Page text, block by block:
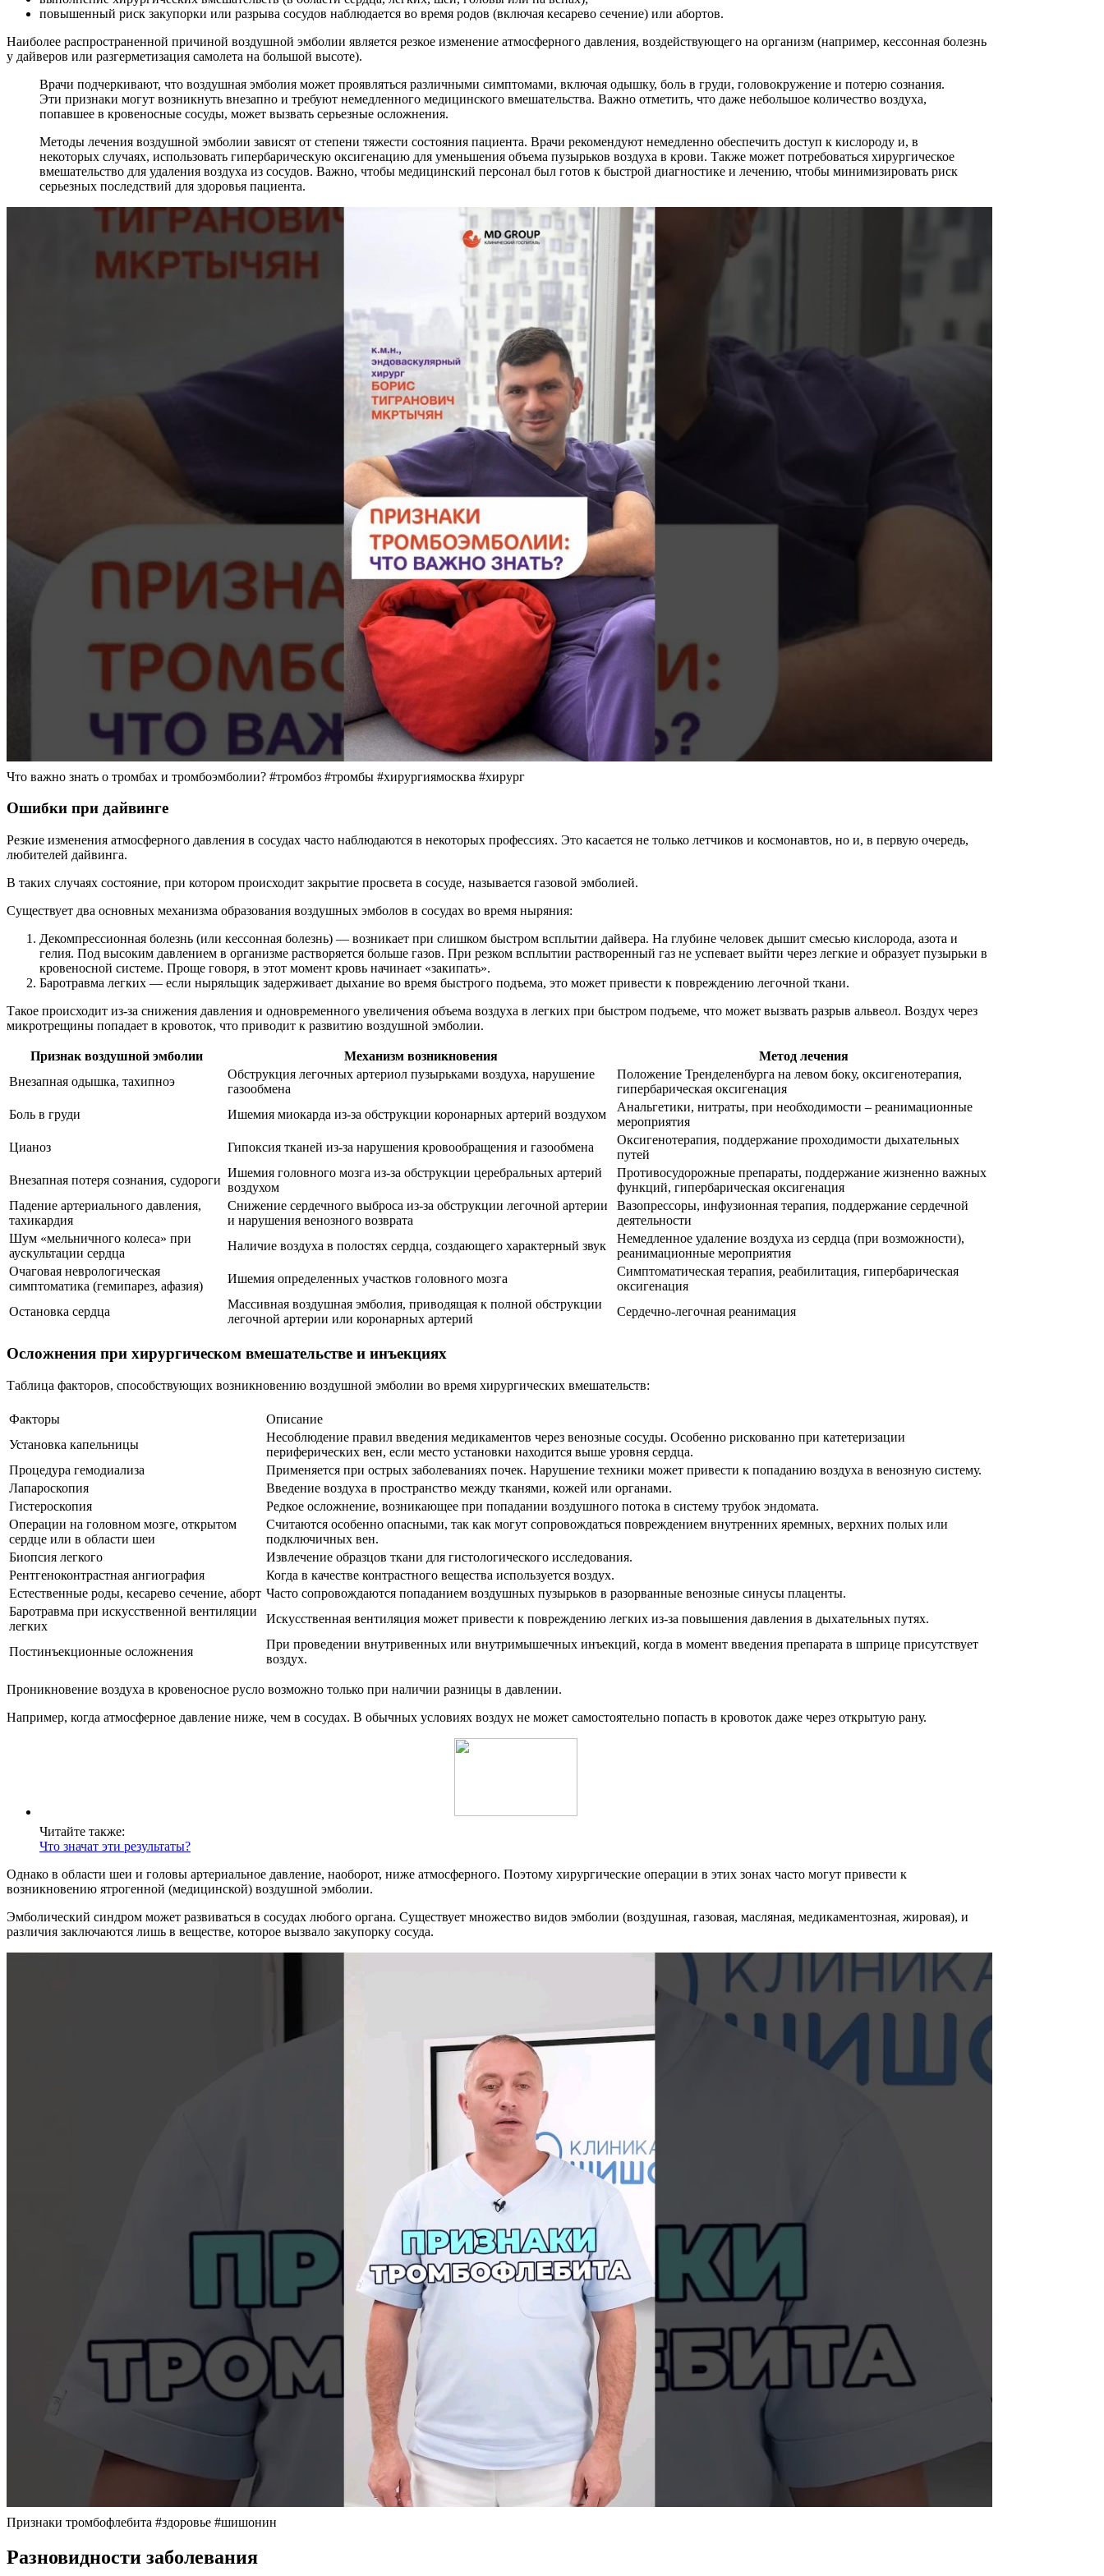
повышенный риск закупорки или разрыва сосудов наблюдается во время родов (включая кесарево сечение) или абортов.
Наиболее распространенной причиной воздушной эмболии является резкое изменение атмосферного давления, воздействующего на организм (например, кессонная болезнь
у дайверов или разгерметизация самолета на большой высоте).
Врачи подчеркивают, что воздушная эмболия может проявляться различными симптомами, включая одышку, боль в груди, головокружение и потерю сознания.
Эти признаки могут возникнуть внезапно и требуют немедленного медицинского вмешательства. Важно отметить, что даже небольшое количество воздуха,
попавшее в кровеносные сосуды, может вызвать серьезные осложнения.
Методы лечения воздушной эмболии зависят от степени тяжести состояния пациента. Врачи рекомендуют немедленно обеспечить доступ к кислороду и, в
некоторых случаях, использовать гипербарическую оксигенацию для уменьшения объема пузырьков воздуха в крови. Также может потребоваться хирургическое
вмешательство для удаления воздуха из сосудов. Важно, чтобы медицинский персонал был готов к быстрой диагностике и лечению, чтобы минимизировать риск
серьезных последствий для здоровья пациента.
Что важно знать о тромбах и тромбоэмболии? #тромбоз #тромбы #хирургиямосква #хирург
Ошибки при дайвинге
Резкие изменения атмосферного давления в сосудах часто наблюдаются в некоторых профессиях. Это касается не только летчиков и космонавтов, но и, в первую очередь,
любителей дайвинга.
В таких случаях состояние, при котором происходит закрытие просвета в сосуде, называется газовой эмболией.
Существует два основных механизма образования воздушных эмболов в сосудах во время ныряния:
Декомпрессионная болезнь (или кессонная болезнь) — возникает при слишком быстром всплытии дайвера. На глубине человек дышит смесью кислорода, азота и
гелия. Под высоким давлением в организме растворяется больше газов. При резком всплытии растворенный газ не успевает выйти через легкие и образует пузырьки в
кровеносной системе. Проще говоря, в этот момент кровь начинает «закипать».
Баротравма легких — если ныряльщик задерживает дыхание во время быстрого подъема, это может привести к повреждению легочной ткани.
Такое происходит из-за снижения давления и одновременного увеличения объема воздуха в легких при быстром подъеме, что может вызвать разрыв альвеол. Воздух через
микротрещины попадает в кровоток, что приводит к развитию воздушной эмболии.
Признак воздушной эмболии Механизм возникновения
Метод лечения
Внезапная одышка, тахипноэ
Обструкция легочных артериол пузырьками воздуха, нарушение
газообмена
Положение Тренделенбурга на левом боку, оксигенотерапия,
гипербарическая оксигенация
Боль в груди
Ишемия миокарда из-за обструкции коронарных артерий воздухом
Анальгетики, нитраты, при необходимости – реанимационные
мероприятия
Цианоз
Гипоксия тканей из-за нарушения кровообращения и газообмена
Оксигенотерапия, поддержание проходимости дыхательных
путей
Внезапная потеря сознания, судороги
Ишемия головного мозга из-за обструкции церебральных артерий
воздухом
Противосудорожные препараты, поддержание жизненно важных
функций, гипербарическая оксигенация
Падение артериального давления,
тахикардия
Снижение сердечного выброса из-за обструкции легочной артерии
и нарушения венозного возврата
Вазопрессоры, инфузионная терапия, поддержание сердечной
деятельности
Шум «мельничного колеса» при
аускультации сердца
Наличие воздуха в полостях сердца, создающего характерный звук
Немедленное удаление воздуха из сердца (при возможности),
реанимационные мероприятия
Очаговая неврологическая
симптоматика (гемипарез, афазия)
Ишемия определенных участков головного мозга
Симптоматическая терапия, реабилитация, гипербарическая
оксигенация
Остановка сердца
Массивная воздушная эмболия, приводящая к полной обструкции
легочной артерии или коронарных артерий
Сердечно-легочная реанимация
Осложнения при хирургическом вмешательстве и инъекциях
Таблица факторов, способствующих возникновению воздушной эмболии во время хирургических вмешательств:
Факторы
Описание
Установка капельницы
Несоблюдение правил введения медикаментов через венозные сосуды. Особенно рискованно при катетеризации
периферических вен, если место установки находится выше уровня сердца.
Процедура гемодиализа
Применяется при острых заболеваниях почек. Нарушение техники может привести к попаданию воздуха в венозную систему.
Лапароскопия
Введение воздуха в пространство между тканями, кожей или органами.
Гистероскопия
Редкое осложнение, возникающее при попадании воздушного потока в систему трубок эндомата.
Операции на головном мозге, открытом
сердце или в области шеи
Считаются особенно опасными, так как могут сопровождаться повреждением внутренних яремных, верхних полых или
подключичных вен.
Биопсия легкого
Извлечение образцов ткани для гистологического исследования.
Рентгеноконтрастная ангиография
Когда в качестве контрастного вещества используется воздух.
Естественные роды, кесарево сечение, аборт Часто сопровождаются попаданием воздушных пузырьков в разорванные венозные синусы плаценты.
Баротравма при искусственной вентиляции
легких
Искусственная вентиляция может привести к повреждению легких из-за повышения давления в дыхательных путях.
Постинъекционные осложнения
При проведении внутривенных или внутримышечных инъекций, когда в момент введения препарата в шприце присутствует
воздух.
Проникновение воздуха в кровеносное русло возможно только при наличии разницы в давлении.
Например, когда атмосферное давление ниже, чем в сосудах. В обычных условиях воздух не может самостоятельно попасть в кровоток даже через открытую рану.
Читайте также:
Что значат эти результаты?
Однако в области шеи и головы артериальное давление, наоборот, ниже атмосферного. Поэтому хирургические операции в этих зонах часто могут привести к
возникновению ятрогенной (медицинской) воздушной эмболии.
Эмболический синдром может развиваться в сосудах любого органа. Существует множество видов эмболии (воздушная, газовая, масляная, медикаментозная, жировая), и
различия заключаются лишь в веществе, которое вызвало закупорку сосуда.
Признаки тромбофлебита #здоровье #шишонин
Разновидности заболевания